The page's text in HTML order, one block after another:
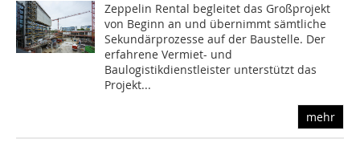
Zeppelin Rental begleitet das Großprojekt
von Beginn an und übernimmt sämtliche
Sekundärprozesse auf der Baustelle. Der
erfahrene Vermiet- und
Baulogistikdienstleister unterstützt das
Projekt...
mehr